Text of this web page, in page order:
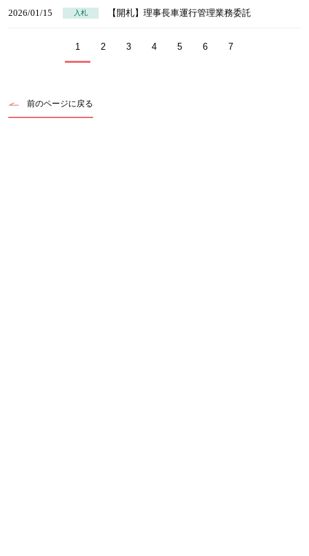
2026/01/15 入札 【開札】理事長車運行管理業務委託
1 2 3 4 5 6 7
前のページに戻る